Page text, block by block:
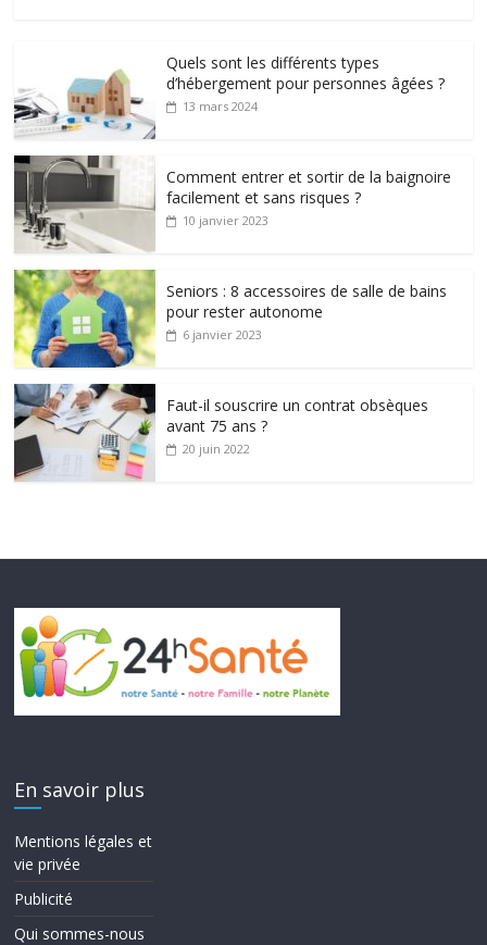
Quels sont les différents types
d’hébergement pour personnes âgées ?
13 mars 2024
Comment entrer et sortir de la baignoire
facilement et sans risques ?
10 janvier 2023
Seniors : 8 accessoires de salle de bains
pour rester autonome
6 janvier 2023
Faut-il souscrire un contrat obsèques
avant 75 ans ?
20 juin 2022
En savoir plus
Mentions légales et
vie privée
Publicité
Qui sommes-nous